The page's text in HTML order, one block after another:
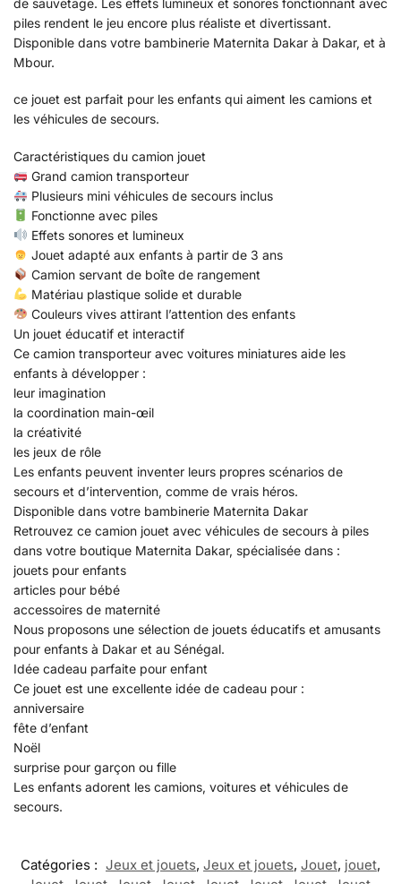
piles rendent le jeu encore plus réaliste et divertissant.
Disponible dans votre bambinerie Maternita Dakar à Dakar, et à
Mbour.
ce jouet est parfait pour les enfants qui aiment les camions et
les véhicules de secours.
Caractéristiques du camion jouet
Grand camion transporteur
Plusieurs mini véhicules de secours inclus
Fonctionne avec piles
Effets sonores et lumineux
Jouet adapté aux enfants à partir de 3 ans
Camion servant de boîte de rangement
Matériau plastique solide et durable
Couleurs vives attirant l’attention des enfants
Un jouet éducatif et interactif
Ce camion transporteur avec voitures miniatures aide les
enfants à développer :
leur imagination
la coordination main-œil
la créativité
les jeux de rôle
Les enfants peuvent inventer leurs propres scénarios de
secours et d’intervention, comme de vrais héros.
Disponible dans votre bambinerie Maternita Dakar
Retrouvez ce camion jouet avec véhicules de secours à piles
dans votre boutique Maternita Dakar, spécialisée dans :
jouets pour enfants
articles pour bébé
accessoires de maternité
Nous proposons une sélection de jouets éducatifs et amusants
pour enfants à Dakar et au Sénégal.
Idée cadeau parfaite pour enfant
Ce jouet est une excellente idée de cadeau pour :
anniversaire
fête d’enfant
Noël
surprise pour garçon ou fille
Les enfants adorent les camions, voitures et véhicules de
secours.
Catégories : Jeux et jouets, Jeux et jouets, Jouet, jouet,